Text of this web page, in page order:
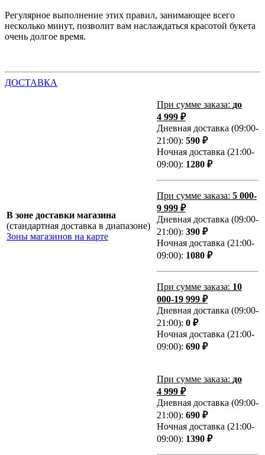
Регулярное выполнение этих правил, занимающее всего
несколько минут, позволит вам наслаждаться красотой букета
очень долгое время.
ДОСТАВКА
В зоне доставки магазина
(стандартная доставка в диапазоне)
Зоны магазинов на карте
При сумме заказа: до
4 999 ₽
Дневная доставка (09:00-
21:00): 590 ₽
Ночная доставка (21:00-
09:00): 1280 ₽
При сумме заказа: 5 000-
9 999 ₽
Дневная доставка (09:00-
21:00): 390 ₽
Ночная доставка (21:00-
09:00): 1080 ₽
При сумме заказа: 10
000-19 999 ₽
Дневная доставка (09:00-
21:00): 0 ₽
Ночная доставка (21:00-
09:00): 690 ₽
При сумме заказа: до
4 999 ₽
Дневная доставка (09:00-
21:00): 690 ₽
Ночная доставка (21:00-
09:00): 1390 ₽